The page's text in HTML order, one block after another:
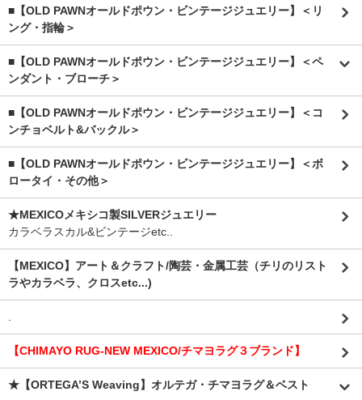
■【OLD PAWNオールドポウン・ビンテージジュエリー】＜リ
ング・指輪＞
■【OLD PAWNオールドポウン・ビンテージジュエリー】＜ペ
ンダント・ブローチ＞
■【OLD PAWNオールドポウン・ビンテージジュエリー】＜コ
ンチョベルト&バックル＞
■【OLD PAWNオールドポウン・ビンテージジュエリー】＜ボ
ロータイ・その他＞
★MEXICOメキシコ製SILVERジュエリー
カラベラスカル&ビンテージetc..
【MEXICO】アート＆クラフト/陶芸・金属工芸（チリのリスト
ラやカラベラ、クロスetc...)
.
【CHIMAYO RUG-NEW MEXICO/チマヨラグ３ブランド】
★【ORTEGA’S Weaving】オルテガ・チマヨラグ＆ベスト